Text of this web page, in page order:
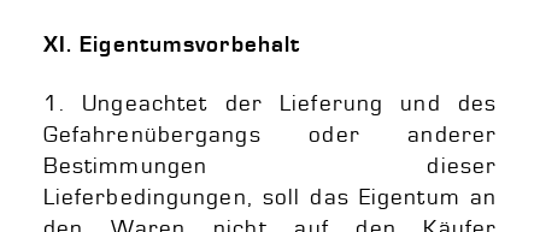
XI. Eigentumsvorbehalt
1. Ungeachtet der Lieferung und des
Gefahrenübergangs oder anderer
Bestimmungen dieser
Lieferbedingungen, soll das Eigentum an